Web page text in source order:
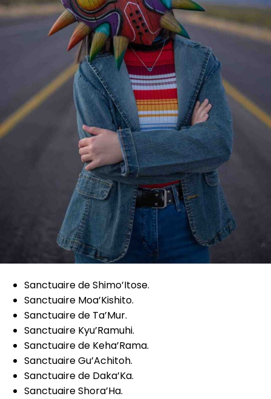
Sanctuaire de Shimo’Itose.
Sanctuaire Moa’Kishito.
Sanctuaire de Ta’Mur.
Sanctuaire Kyu’Ramuhi.
Sanctuaire de Keha’Rama.
Sanctuaire Gu’Achitoh.
Sanctuaire de Daka’Ka.
Sanctuaire Shora’Ha.